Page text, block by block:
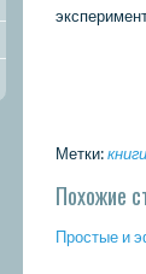
Метки: книги
Похожие
Прοстые и